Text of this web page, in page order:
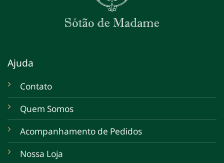
Ajuda
Contato
Quem Somos
Acompanhamento de Pedidos
Nossa Loja